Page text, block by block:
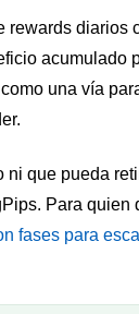
diarios
acumulado
una vía
que pueda
Para quien
fases para